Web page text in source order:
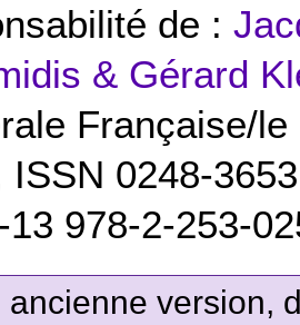
de :
& Gérard
Française/
ISSN 0248-
13 978-2-253-
ancienne version,